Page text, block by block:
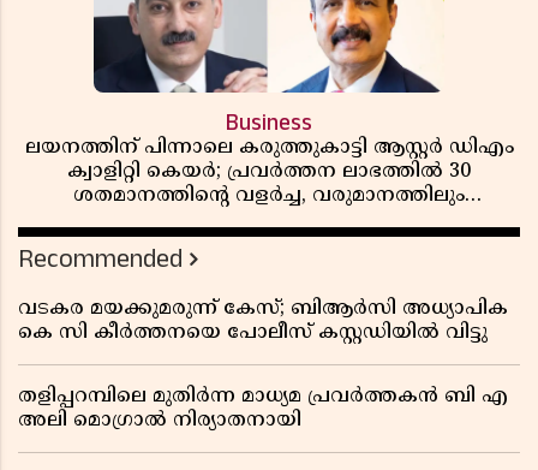
Business
ലയനത്തിന് പിന്നാലെ കരുത്തുകാട്ടി ആസ്റ്റർ ഡിഎം
ക്വാളിറ്റി കെയർ; പ്രവർത്തന ലാഭത്തിൽ 30
ശതമാനത്തിൻ്റെ വളർച്ച, വരുമാനത്തിലും
റിപ്പോർട്ട് പുറത്ത്
Recommended
വടകര മയക്കുമരുന്ന് കേസ്; ബിആർസി അധ്യാപിക
കെ സി കീർത്തനയെ പോലീസ് കസ്റ്റഡിയിൽ വിട്ടു
തളിപ്പറമ്പിലെ മുതിർന്ന മാധ്യമ പ്രവർത്തകൻ ബി എ
അലി മൊഗ്രാൽ നിര്യാതനായി